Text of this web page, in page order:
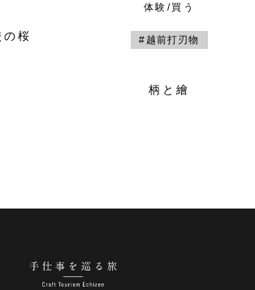
の桜
体験/買う
#越前打刃物
柄と繪